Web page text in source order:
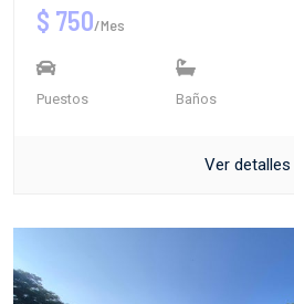
$ 750/Mes
Puestos Baños
Ver detalles